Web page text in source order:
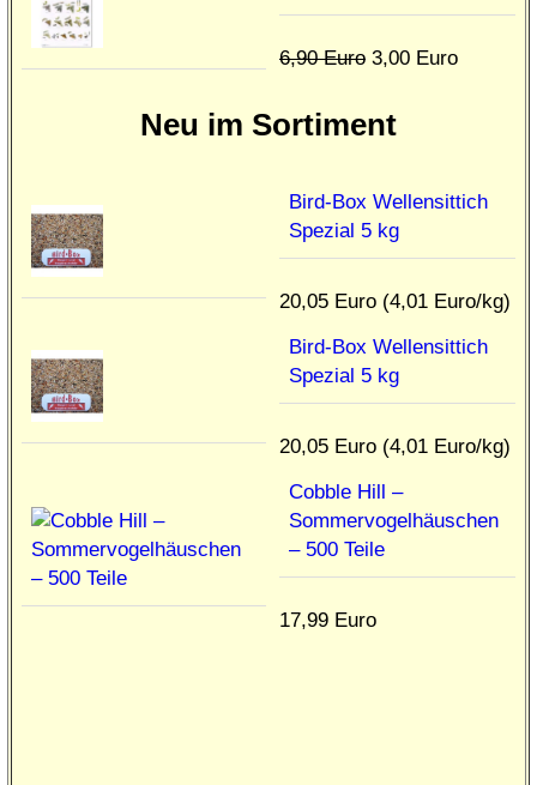
6,90 Euro 3,00 Euro
Neu im Sortiment
Bird-Box Wellensittich
Spezial 5 kg
20,05 Euro (4,01 Euro/kg)
Bird-Box Wellensittich
Spezial 5 kg
20,05 Euro (4,01 Euro/kg)
Cobble Hill –
Sommervogelhäuschen
– 500 Teile
17,99 Euro